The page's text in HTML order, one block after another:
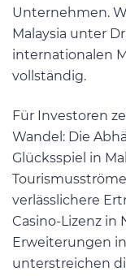
Unternehmen.
Malaysia unter
internationalen
vollständig.
Für Investoren
Wandel: Die
Glücksspiel in
verlässlichere
Casino-Lizenz in
Erweiterungen
unterstreichen